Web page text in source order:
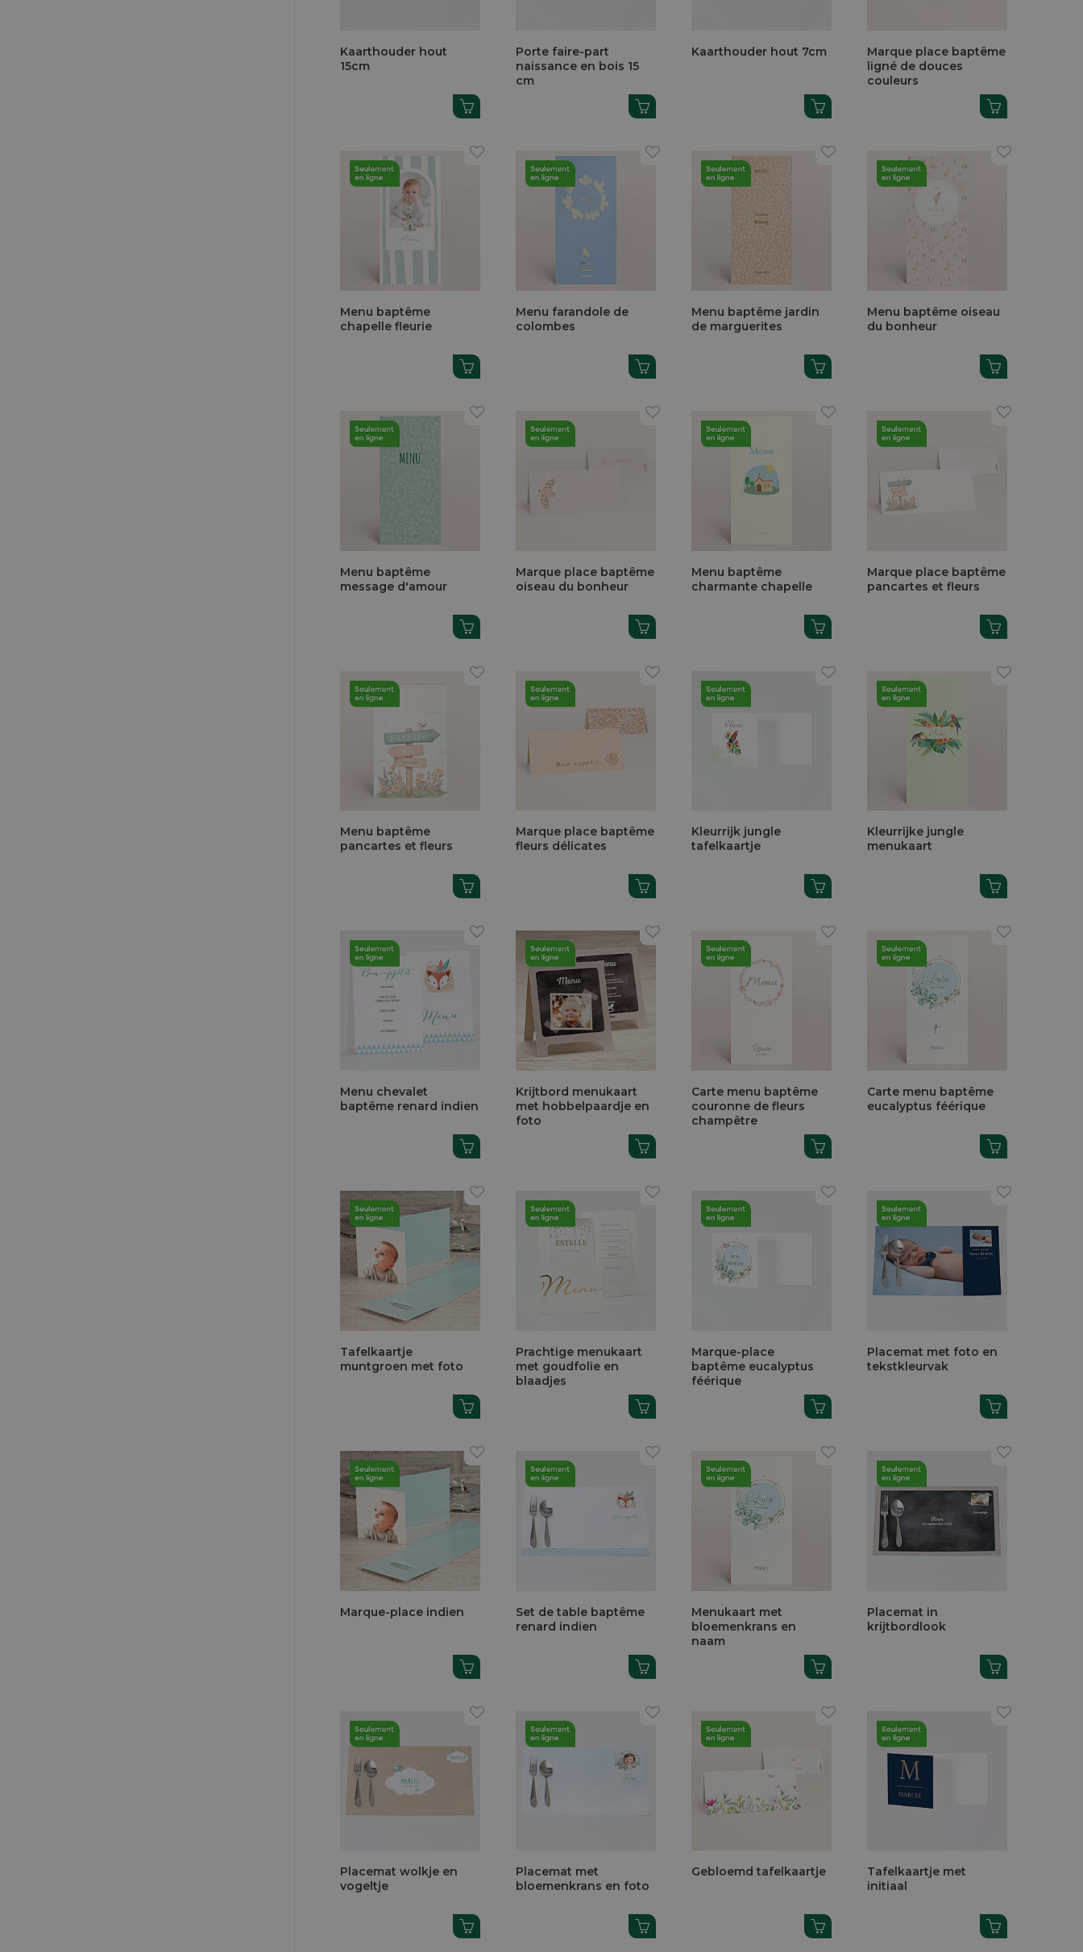
Kaarthouder hout
15cm
Porte faire-part
naissance en bois 15
cm
Kaarthouder hout 7cm
Marque place baptême
ligné de douces
couleurs
Menu baptême
chapelle fleurie
Menu farandole de
colombes
Menu baptême jardin
de marguerites
Menu baptême oiseau
du bonheur
Menu baptême
message d'amour
Marque place baptême
oiseau du bonheur
Menu baptême
charmante chapelle
Marque place baptême
pancartes et fleurs
Menu baptême
pancartes et fleurs
Marque place baptême
fleurs délicates
Kleurrijk jungle
tafelkaartje
Kleurrijke jungle
menukaart
Menu chevalet
baptême renard indien
Krijtbord menukaart
met hobbelpaardje en
foto
Carte menu baptême
couronne de fleurs
champêtre
Carte menu baptême
eucalyptus féérique
Tafelkaartje
muntgroen met foto
Prachtige menukaart
met goudfolie en
blaadjes
Marque-place
baptême eucalyptus
féérique
Placemat met foto en
tekstkleurvak
Marque-place indien
Set de table baptême
renard indien
Menukaart met
bloemenkrans en
naam
Placemat in
krijtbordlook
Placemat wolkje en
vogeltje
Placemat met
bloemenkrans en foto
Gebloemd tafelkaartje
Tafelkaartje met
initiaal